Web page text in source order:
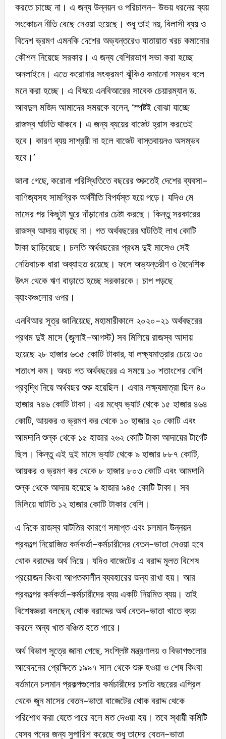
করতে চাচ্ছে না। এ জন্য উন্নয়ন ও পরিচালন- উভয় ধরনের ব্যয়
সংকোচন নীতি বেছে নেওয়া হয়েছে। শুধু তাই নয়, বিলাসী ব্যয় ও
বিদেশ ভ্রমণ এমনকি দেশের অভ্যন্তরেও যাতায়াত খরচ কমানোর
কৌশল নিয়েছে সরকার। এ জন্য বেশিরভাগ সভা করা হচ্ছে
অনলাইনে। এতে করোনার সংক্রমণ ঝুঁকিও কমানো সম্ভব বলে
মনে করা হচ্ছে। এ বিষয়ে এনবিআরের সাবেক চেয়ারম্যান ড.
আবদুল মজিদ আমাদের সময়কে বলেন, ‘স্পষ্টই বোঝা যাচ্ছে
রাজস্ব ঘাটতি থাকবে। এ জন্য ব্যয়ের বাজেট হ্রাস করতেই
হবে। কারণ ব্যয় সাশ্রয়ী না হলে বাজেট বাস্তবায়নও অসম্ভব
হবে।’
জানা গেছে, করোনা পরিস্থিতিতে বছরের শুরুতেই দেশের ব্যবসা-
বাণিজ্যসহ সামগ্রিক অর্থনীতি বিপর্যস্ত হয়ে পড়ে। যদিও মে
মাসের পর কিছুটা ঘুরে দাঁড়ানোর চেষ্টা করছে। কিন্তু সরকারের
রাজস্ব আদায় বাড়ছে না। গত অর্থবছরের ঘাটতিই লাখ কোটি
টাকা ছাড়িয়েছে। চলতি অর্থবছরের প্রথম দুই মাসেও সেই
নেতিবাচক ধারা অব্যাহত রয়েছে। ফলে অভ্যন্তরীণ ও বৈদেশিক
উৎস থেকে ঋণ বাড়াতে হচ্ছে সরকারকে। চাপ পড়ছে
ব্যাংকগুলোর ওপর।
এনবিআর সূত্র জানিয়েছে, মহামারীকালে ২০২০-২১ অর্থবছরের
প্রথম দুই মাসে (জুলাই-আগস্ট) সব মিলিয়ে রাজস্ব আদায়
হয়েছে ২৮ হাজার ৬৩৫ কোটি টাকার, যা লক্ষ্যমাত্রার চেয়ে ৩০
শতাংশ কম। অথচ গত অর্থবছরের এ সময়ে ১০ শতাংশের বেশি
প্রবৃদ্ধি নিয়ে অর্থবছর শুরু হয়েছিল। এবার লক্ষ্যমাত্রা ছিল ৪০
হাজার ৭৪৬ কোটি টাকা। এর মধ্যে ভ্যাট থেকে ১৫ হাজার ৪৬৪
কোটি, আয়কর ও ভ্রমণ কর থেকে ১০ হাজার ২০ কোটি এবং
আমদানি শুল্ক থেকে ১৫ হাজার ২৬২ কোটি টাকা আদায়ের টার্গেট
ছিল। কিন্তু এই দুই মাসে ভ্যাট থেকে ৯ হাজার ৮৮৭ কোটি,
আয়কর ও ভ্রমণ কর থেকে ৮ হাজার ৮০৩ কোটি এবং আমদানি
শুল্ক থেকে আদায় হয়েছে ৯ হাজার ৯৪৫ কোটি টাকা। সব
মিলিয়ে ঘাটতি ১২ হাজার কোটি টাকার বেশি।
এ দিকে রাজস্ব ঘাটতির কারণে সমাপ্ত এবং চলমান উন্নয়ন
প্রকল্পে নিয়োজিত কর্মকর্তা-কর্মচারীদের বেতন-ভাতা দেওয়া হবে
থোক বরাদ্দের অর্থ দিয়ে। যদিও বাজেটের এ বরাদ্দ মূলত বিশেষ
প্রয়োজন কিংবা আপতকালীন ব্যবহারের জন্য রাখা হয়। আর
প্রকল্পের কর্মকর্তা-কর্মচারীদের ব্যয় একটি নিয়মিত ব্যয়। তাই
বিশেষজ্ঞরা বলছেন, থোক বরাদ্দের অর্থ বেতন-ভাতা খাতে ব্যয়
করলে অন্য খাত বঞ্চিত হতে পারে।
অর্থ বিভাগ সূত্রে জানা গেছে, সংশ্লিষ্ট মন্ত্রণালয় ও বিভাগগুলোর
আবেদনের প্রেক্ষিতে ১৯৯৭ সাল থেকে শুরু হওয়া ও শেষ কিংবা
বর্তমানে চলমান প্রকল্পগুলোর কর্মচারীদের চলতি বছরের এপ্রিল
থেকে জুন মাসের বেতন-ভাতা বাজেটের থোক বরাদ্দ থেকে
পরিশোধ করা যেতে পারে বলে মত দেওয়া হয়। তবে স্থায়ী কমিটি
যেসব পদের জন্য সুপারিশ করেছে শুধু তাদের বেতন-ভাতা